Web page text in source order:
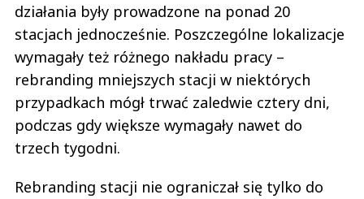
działania były prowadzone na ponad 20
stacjach jednocześnie. Poszczególne lokalizacje
wymagały też różnego nakładu pracy –
rebranding mniejszych stacji w niektórych
przypadkach mógł trwać zaledwie cztery dni,
podczas gdy większe wymagały nawet do
trzech tygodni.
Rebranding stacji nie ograniczał się tylko do